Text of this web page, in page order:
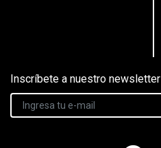
Inscríbete a nuestro newsletter